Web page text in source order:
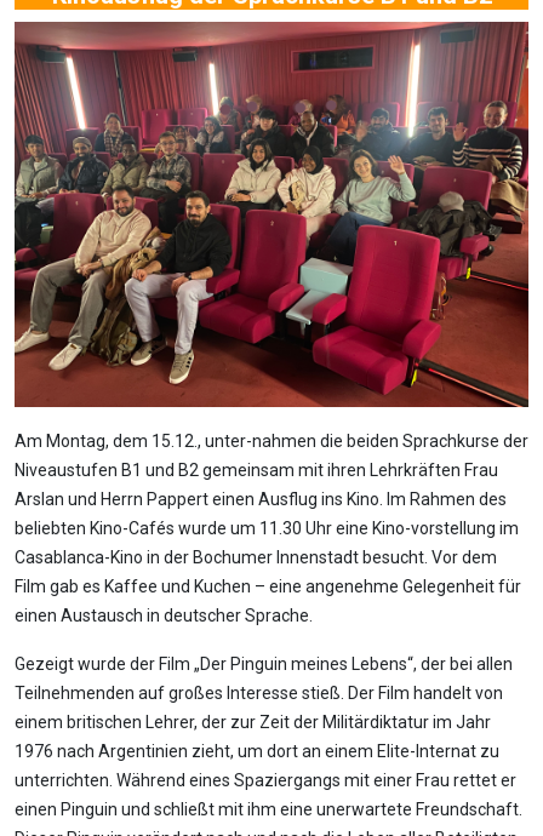
Am Montag, dem 15.12., unter-nahmen die beiden Sprachkurse der
Niveaustufen B1 und B2 gemeinsam mit ihren Lehrkräften Frau
Arslan und Herrn Pappert einen Ausflug ins Kino. Im Rahmen des
beliebten Kino-Cafés wurde um 11.30 Uhr eine Kino-vorstellung im
Casablanca-Kino in der Bochumer Innenstadt besucht. Vor dem
Film gab es Kaffee und Kuchen – eine angenehme Gelegenheit für
einen Austausch in deutscher Sprache.
Gezeigt wurde der Film „Der Pinguin meines Lebens“, der bei allen
Teilnehmenden auf großes Interesse stieß. Der Film handelt von
einem britischen Lehrer, der zur Zeit der Militärdiktatur im Jahr
1976 nach Argentinien zieht, um dort an einem Elite-Internat zu
unterrichten. Während eines Spaziergangs mit einer Frau rettet er
einen Pinguin und schließt mit ihm eine unerwartete Freundschaft.